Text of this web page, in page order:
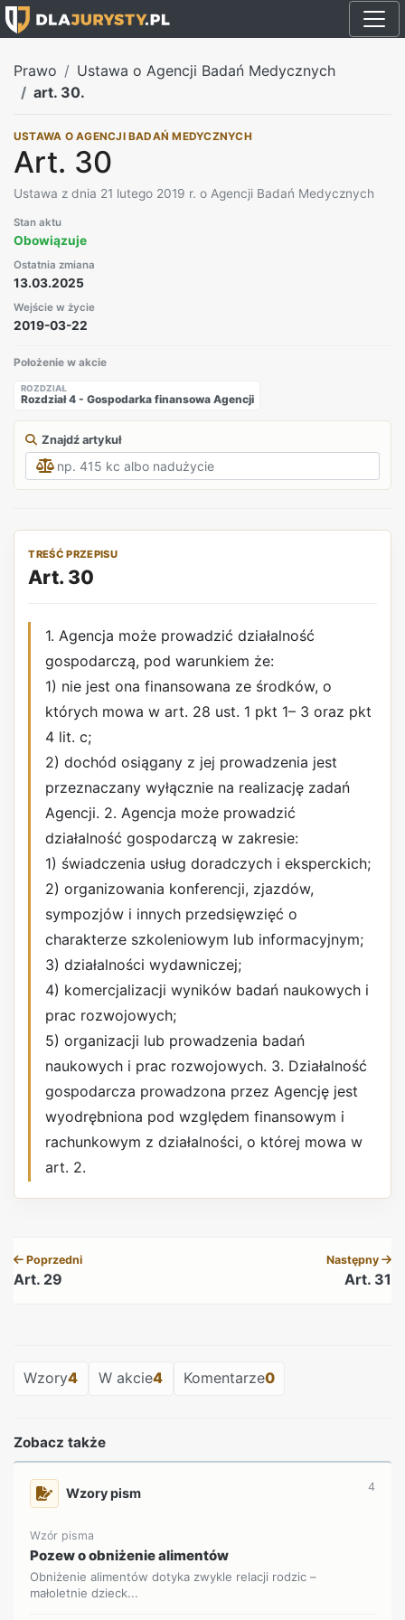
Prawo
Ustawa o Agencji Badań Medycznych
art. 30.
USTAWA O AGENCJI BADAŃ MEDYCZNYCH
Art. 30
Ustawa z dnia 21 lutego 2019 r. o Agencji Badań Medycznych
Stan aktu
Obowiązuje
Ostatnia zmiana
13.03.2025
Wejście w życie
2019-03-22
Położenie w akcie
ROZDZIAŁ
Rozdział 4 - Gospodarka finansowa Agencji
Znajdź artykuł
TREŚĆ PRZEPISU
Art. 30
1. Agencja może prowadzić działalność
gospodarczą, pod warunkiem że:
1) nie jest ona finansowana ze środków, o
których mowa w art. 28 ust. 1 pkt 1– 3 oraz pkt
4 lit. c;
2) dochód osiągany z jej prowadzenia jest
przeznaczany wyłącznie na realizację zadań
Agencji. 2. Agencja może prowadzić
działalność gospodarczą w zakresie:
1) świadczenia usług doradczych i eksperckich;
2) organizowania konferencji, zjazdów,
sympozjów i innych przedsięwzięć o
charakterze szkoleniowym lub informacyjnym;
3) działalności wydawniczej;
4) komercjalizacji wyników badań naukowych i
prac rozwojowych;
5) organizacji lub prowadzenia badań
naukowych i prac rozwojowych. 3. Działalność
gospodarcza prowadzona przez Agencję jest
wyodrębniona pod względem finansowym i
rachunkowym z działalności, o której mowa w
art. 2.
Poprzedni
Art. 29
Następny
Art. 31
Wzory4 W akcie4 Komentarze0
Zobacz także
Wzory pism 4
Wzór pisma
Pozew o obniżenie alimentów
Obniżenie alimentów dotyka zwykle relacji rodzic –
małoletnie dzieck...